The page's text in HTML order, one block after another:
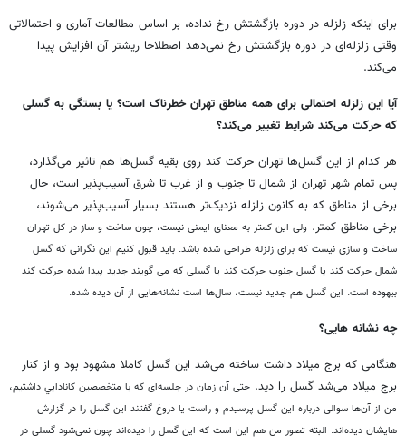
برای اینکه زلزله در دوره بازگشتش رخ نداده، بر اساس مطالعات آماری و احتمالاتی
وقتی زلزله‌ای در دوره بازگشتش رخ نمی‌دهد اصطلاحا ریشتر آن افزایش پیدا
می‌کند.
آیا این زلزله احتمالی برای همه مناطق تهران خطرناک است؟ یا بستگی به گسلی
که حرکت می‌کند شرایط تغییر می‌کند؟
هر کدام از این گسل‌ها تهران حرکت کند روی بقیه گسل‌ها هم تاثیر می‌گذارد،
پس تمام شهر تهران از شمال تا جنوب و از غرب تا شرق آسیب‌پذیر است، حال
برخی از مناطق که به کانون زلزله نزدیک‌‌تر هستند بسیار آسیب‌پذیر می‌شوند،
برخی مناطق کمتر. ولی این کمتر به معنای ایمنی نیست، چون ساخت و ساز در کل تهران
ساخت و سازی نیست که برای زلزله طراحی شده باشد. باید قبول کنیم این نگرانی که گسل
شمال حرکت کند یا گسل جنوب حرکت کند یا گسلی که می گویند جدید پیدا شده حرکت کند
بیهوده است. این گسل هم جدید نیست، سال‌ها است نشانه‌هایی از آن دیده شده.
چه نشانه هایی؟
هنگامی که برج میلاد داشت ساخته می‌شد این گسل کاملا مشهود بود و از کنار
برج میلاد می‌شد گسل را دید. حتی آن زمان در جلسه‌ای که با متخصصین کانادايي داشتیم،
من از آن‌ها سوالی درباره این گسل پرسیدم و راست یا دروغ گفتند این گسل را در گزارش
هایشان دیده‌اند. البته تصور من هم این است که این گسل را دیده‌اند چون نمی‌شود گسلی در